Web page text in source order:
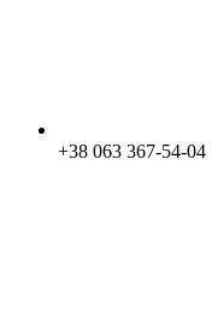
+38 063 367-54-04